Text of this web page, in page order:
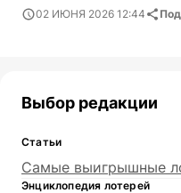
02 ИЮНЯ 2026 12:44
Выбор редакции
Статьи
Самые выигрышные
Энциклопедия лотерей